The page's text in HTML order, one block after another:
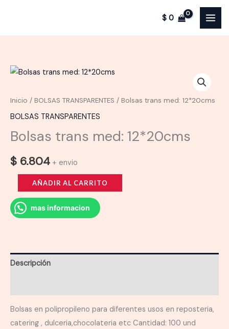
contenido
$0
Inicio / BOLSAS TRANSPARENTES / Bolsas trans med: 12*20cms
BOLSAS TRANSPARENTES
Bolsas trans med: 12*20cms
$ 6.804 + envio
trans
med:
AÑADIR AL CARRITO
mas informacion
Descripción
Bolsas en polipropileno para diferentes usos en reposteria,
catering , dulceria,chocolateria etc Cantidad: 100 und